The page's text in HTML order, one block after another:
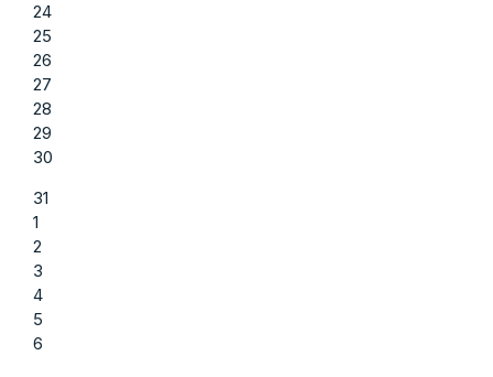
24
25
26
27
28
29
30
31
1
2
3
4
5
6